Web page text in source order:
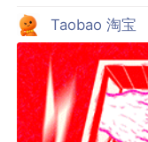
Taobao 淘宝